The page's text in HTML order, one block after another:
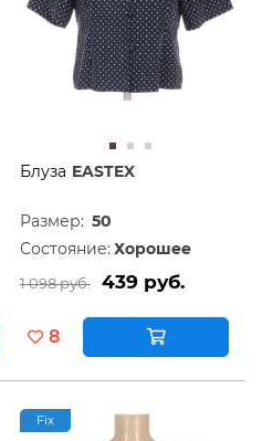
Блуза EASTEX
Размер: 50
Состояние: Хорошее
1 098 руб. 439 руб.
8
Fix